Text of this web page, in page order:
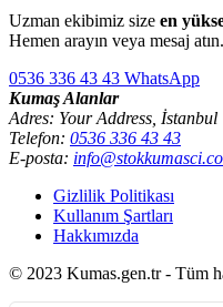
Uzman ekibimiz size en
Hemen arayın veya mesaj atın.
0536 336 43 43 WhatsApp
Kumaş Alanlar
Adres: Your Address, İstanbul
Telefon: 0536 336 43 43
E-posta:
Gizlilik Politikası
Kullanım Şartları
Hakkımızda
© 2023 Kumas.gen.tr - Tüm